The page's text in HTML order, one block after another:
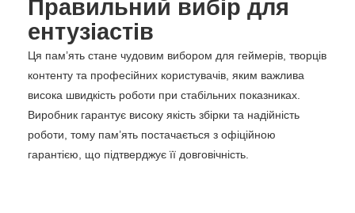
Правильний вибір для
ентузіастів
Ця пам’ять стане чудовим вибором для геймерів, творців
контенту та професійних користувачів, яким важлива
висока швидкість роботи при стабільних показниках.
Виробник гарантує високу якість збірки та надійність
роботи, тому пам’ять постачається з офіційною
гарантією, що підтверджує її довговічність.